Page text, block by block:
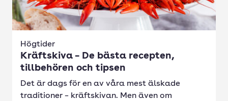
Högtider
Kräftskiva – De bästa recepten,
tillbehören och tipsen
Det är dags för en av våra mest älskade
traditioner – kräftskivan. Men även om